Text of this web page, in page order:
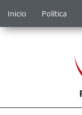
Inicio Política